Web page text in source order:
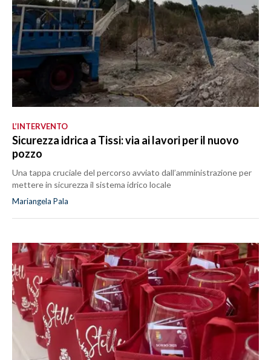
L’INTERVENTO
Sicurezza idrica a Tissi: via ai lavori per il nuovo
pozzo
Una tappa cruciale del percorso avviato dall’amministrazione per
mettere in sicurezza il sistema idrico locale
Mariangela Pala